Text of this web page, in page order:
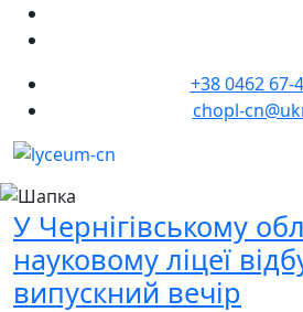
+38 0462 67-
chopl-
У Чернігівському
науковому ліцеї
випускний вечір